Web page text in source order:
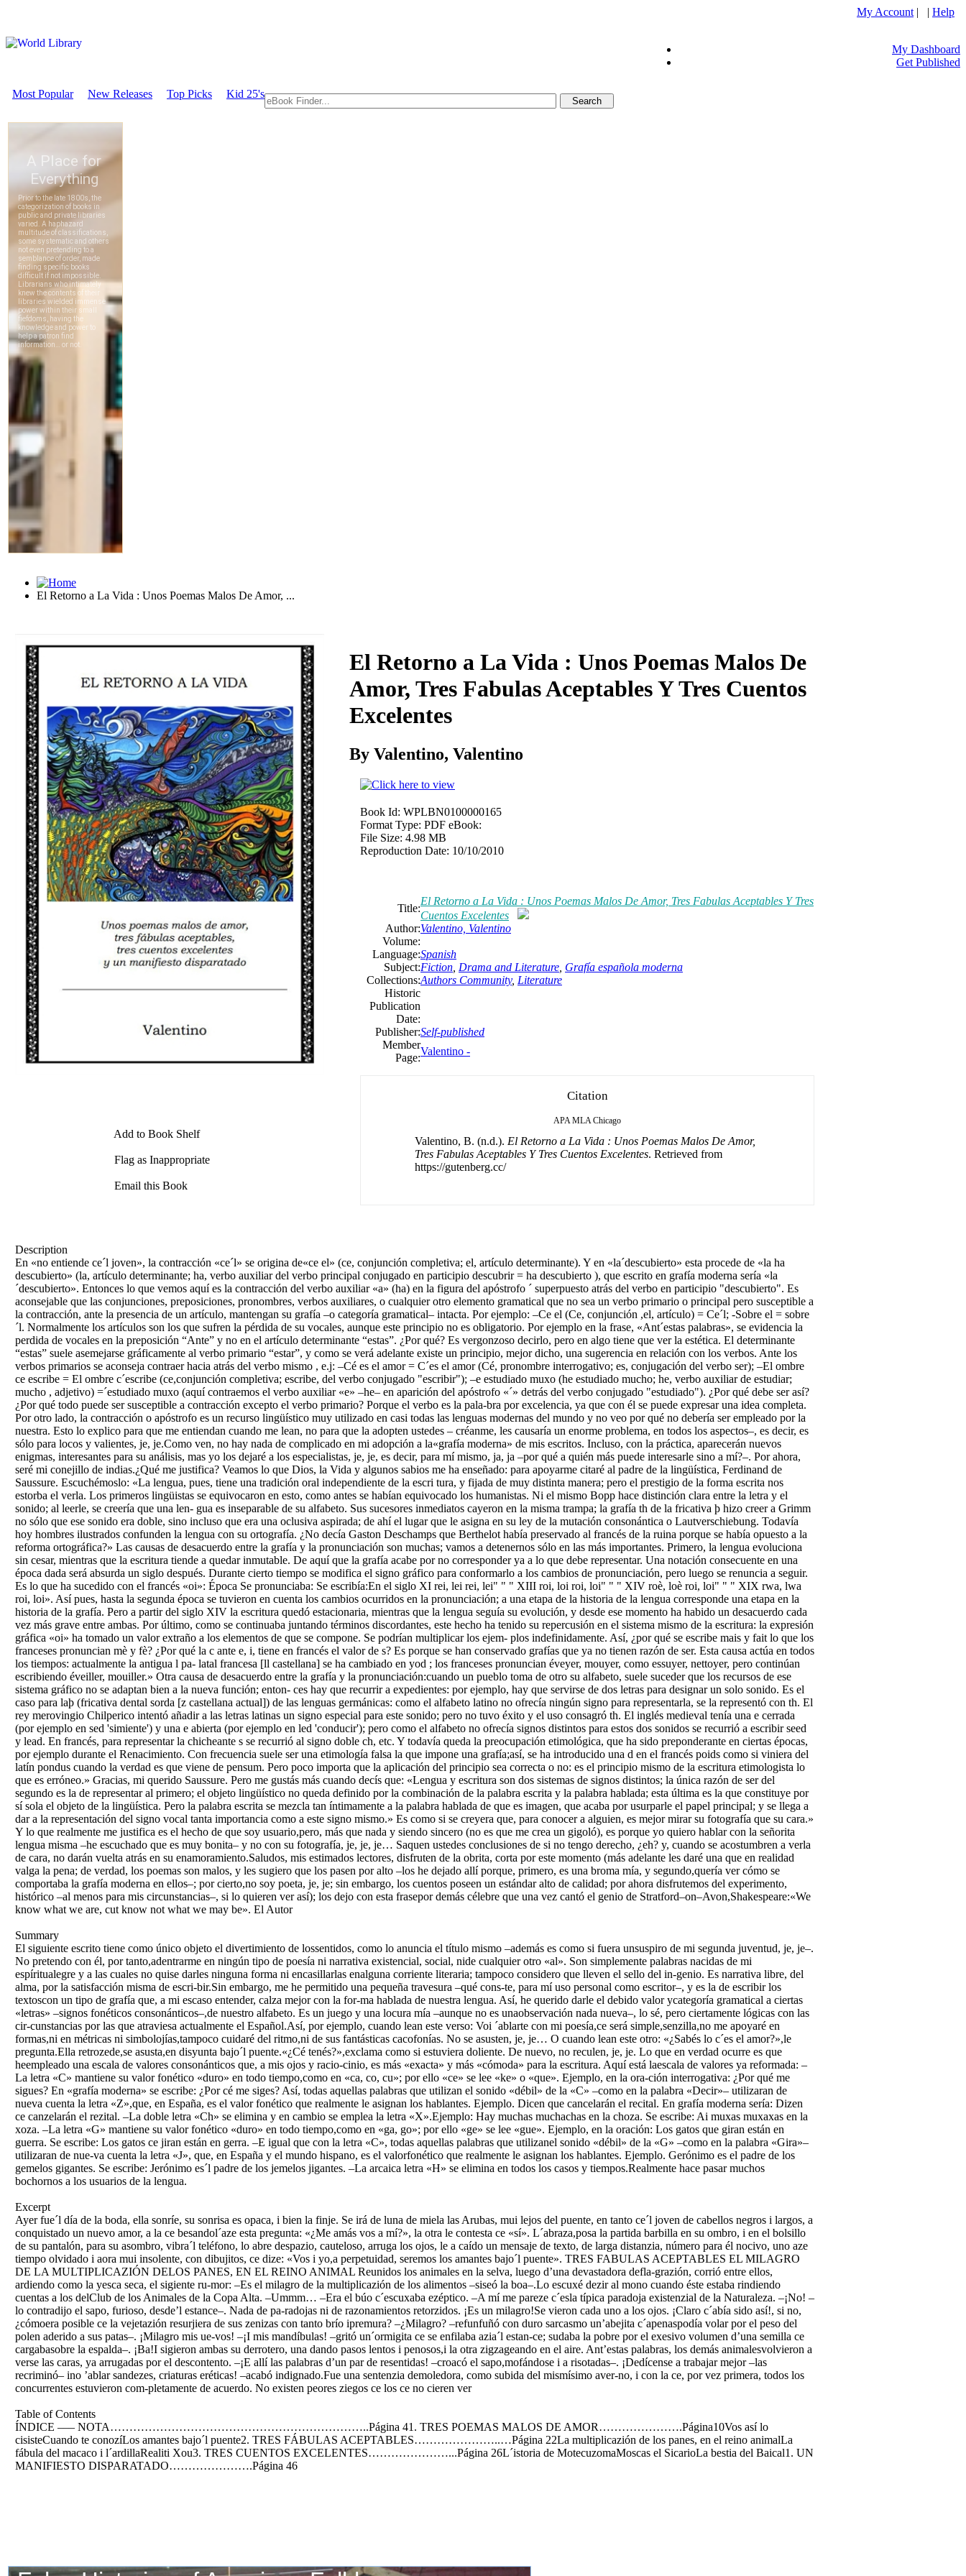
My Account | | Help
My Dashboard
Get Published
Most Popular New Releases Top Picks Kid 25's
El Retorno a La Vida : Unos Poemas Malos De Amor, ...
Download
Add to Book Shelf
Flag as Inappropriate
Email this Book
El Retorno a La Vida : Unos Poemas Malos De
Amor, Tres Fabulas Aceptables Y Tres Cuentos
Excelentes
By Valentino, Valentino
Book Id: WPLBN0100000165
Format Type: PDF eBook:
File Size: 4.98 MB
Reproduction Date: 10/10/2010
Title:
El Retorno a La Vida : Unos Poemas Malos De Amor, Tres Fabulas Aceptables Y Tres
Cuentos Excelentes
Author:Valentino, Valentino
Volume:
Language:Spanish
Subject:Fiction Drama and Literature Grafía española moderna
Collections:Authors Community, Literature
Historic
Publication
Date:
Publisher:Self-published
Member
Page:
Valentino -
Citation
APA MLA Chicago
Valentino, B. (n.d.). El Retorno a La Vida : Unos Poemas Malos De Amor,
Tres Fabulas Aceptables Y Tres Cuentos Excelentes. Retrieved from
https://gutenberg.cc/
Description
En «no entiende ce´l joven», la contracción «ce´l» se origina de«ce el» (ce, conjunción completiva; el, artículo determinante). Y en «la´descubierto» esta procede de «la ha
descubierto» (la, artículo determinante; ha, verbo auxiliar del verbo principal conjugado en participio descubrir = ha descubierto ), que escrito en grafía moderna sería «la
´descubierto». Entonces lo que vemos aquí es la contracción del verbo auxiliar «a» (ha) en la figura del apóstrofo ´ superpuesto atrás del verbo en participio "descubierto". Es
aconsejable que las conjunciones, preposiciones, pronombres, verbos auxiliares, o cualquier otro elemento gramatical que no sea un verbo primario o principal pero susceptible a
la contracción, ante la presencia de un artículo, mantengan su grafía –o categoría gramatical– intacta. Por ejemplo: –Ce el (Ce, conjunción ,el, artículo) = Ce´l; -Sobre el = sobre
´l. Normalmente los artículos son los que sufren la pérdida de su vocales, aunque este principio no es obligatorio. Por ejemplo en la frase, «Ant´estas palabras», se evidencia la
perdida de vocales en la preposición “Ante” y no en el artículo determinante “estas”. ¿Por qué? Es vergonzoso decirlo, pero en algo tiene que ver la estética. El determinante
“estas” suele asemejarse gráficamente al verbo primario “estar”, y como se verá adelante existe un principio, mejor dicho, una sugerencia en relación con los verbos. Ante los
verbos primarios se aconseja contraer hacia atrás del verbo mismo , e.j: –Cé es el amor = C´es el amor (Cé, pronombre interrogativo; es, conjugación del verbo ser); –El ombre
ce escribe = El ombre c´escribe (ce,conjunción completiva; escribe, del verbo conjugado "escribir"); –e estudiado muxo (he estudiado mucho; he, verbo auxiliar de estudiar;
mucho , adjetivo) =´estudiado muxo (aquí contraemos el verbo auxiliar «e» –he– en aparición del apóstrofo «´» detrás del verbo conjugado "estudiado"). ¿Por qué debe ser así?
¿Por qué todo puede ser susceptible a contracción excepto el verbo primario? Porque el verbo es la pala-bra por excelencia, ya que con él se puede expresar una idea completa.
Por otro lado, la contracción o apóstrofo es un recurso lingüístico muy utilizado en casi todas las lenguas modernas del mundo y no veo por qué no debería ser empleado por la
nuestra. Esto lo explico para que me entiendan cuando me lean, no para que la adopten ustedes – créanme, les causaría un enorme problema, en todos los aspectos–, es decir, es
sólo para locos y valientes, je, je.Como ven, no hay nada de complicado en mi adopción a la«grafía moderna» de mis escritos. Incluso, con la práctica, aparecerán nuevos
enigmas, interesantes para su análisis, mas yo los dejaré a los especialistas, je, je, es decir, para mí mismo, ja, ja –por qué a quién más puede interesarle sino a mí?–. Por ahora,
seré mi conejillo de indias.¿Qué me justifica? Veamos lo que Dios, la Vida y algunos sabios me ha enseñado: para apoyarme citaré al padre de la lingüística, Ferdinand de
Saussure. Escuchémoslo: «La lengua, pues, tiene una tradición oral independiente de la escri tura, y fijada de muy distinta manera; pero el prestigio de la forma escrita nos
estorba el verla. Los primeros lingüistas se equivocaron en esto, como antes se habían equivocado los humanistas. Ni el mismo Bopp hace distinción clara entre la letra y el
sonido; al leerle, se creería que una len- gua es inseparable de su alfabeto. Sus sucesores inmediatos cayeron en la misma trampa; la grafía th de la fricativa þ hizo creer a Grimm
no sólo que ese sonido era doble, sino incluso que era una oclusiva aspirada; de ahí el lugar que le asigna en su ley de la mutación consonántica o Lautverschiebung. Todavía
hoy hombres ilustrados confunden la lengua con su ortografía. ¿No decía Gaston Deschamps que Berthelot había preservado al francés de la ruina porque se había opuesto a la
reforma ortográfica?» Las causas de desacuerdo entre la grafía y la pronunciación son muchas; vamos a detenernos sólo en las más importantes. Primero, la lengua evoluciona
sin cesar, mientras que la escritura tiende a quedar inmutable. De aquí que la grafía acabe por no corresponder ya a lo que debe representar. Una notación consecuente en una
época dada será absurda un siglo después. Durante cierto tiempo se modifica el signo gráfico para conformarlo a los cambios de pronunciación, pero luego se renuncia a seguir.
Es lo que ha sucedido con el francés «oi»: Época Se pronunciaba: Se escribía:En el siglo XI rei, lei rei, lei" " " XIII roi, loi roi, loi" " " XIV roè, loè roi, loi" " " XIX rwa, lwa
roi, loi». Así pues, hasta la segunda época se tuvieron en cuenta los cambios ocurridos en la pronunciación; a una etapa de la historia de la lengua corresponde una etapa en la
historia de la grafía. Pero a partir del siglo XIV la escritura quedó estacionaria, mientras que la lengua seguía su evolución, y desde ese momento ha habido un desacuerdo cada
vez más grave entre ambas. Por último, como se continuaba juntando términos discordantes, este hecho ha tenido su repercusión en el sistema mismo de la escritura: la expresión
gráfica «oi» ha tomado un valor extraño a los elementos de que se compone. Se podrían multiplicar los ejem- plos indefinidamente. Así, ¿por qué se escribe mais y fait lo que los
franceses pronuncian mè y fè? ¿Por qué la c ante e, i, tiene en francés el valor de s? Es porque se han conservado grafías que ya no tienen razón de ser. Esta causa actúa en todos
los tiempos: actualmente la antigua l pa- latal francesa [ll castellana] se ha cambiado en yod ; los franceses pronuncian éveyer, mouyer, como essuyer, nettoyer, pero continúan
escribiendo éveiller, mouiller.» Otra causa de desacuerdo entre la grafía y la pronunciación:cuando un pueblo toma de otro su alfabeto, suele suceder que los recursos de ese
sistema gráfico no se adaptan bien a la nueva función; enton- ces hay que recurrir a expedientes: por ejemplo, hay que servirse de dos letras para designar un solo sonido. Es el
caso para laþ (fricativa dental sorda [z castellana actual]) de las lenguas germánicas: como el alfabeto latino no ofrecía ningún signo para representarla, se la representó con th. El
rey merovingio Chilperico intentó añadir a las letras latinas un signo especial para este sonido; pero no tuvo éxito y el uso consagró th. El inglés medieval tenía una e cerrada
(por ejemplo en sed 'simiente') y una e abierta (por ejemplo en led 'conducir'); pero como el alfabeto no ofrecía signos distintos para estos dos sonidos se recurrió a escribir seed
y lead. En francés, para representar la chicheante s se recurrió al signo doble ch, etc. Y todavía queda la preocupación etimológica, que ha sido preponderante en ciertas épocas,
por ejemplo durante el Renacimiento. Con frecuencia suele ser una etimología falsa la que impone una grafía;así, se ha introducido una d en el francés poids como si viniera del
latín pondus cuando la verdad es que viene de pensum. Pero poco importa que la aplicación del principio sea correcta o no: es el principio mismo de la escritura etimologista lo
que es erróneo.» Gracias, mi querido Saussure. Pero me gustás más cuando decís que: «Lengua y escritura son dos sistemas de signos distintos; la única razón de ser del
segundo es la de representar al primero; el objeto lingüístico no queda definido por la combinación de la palabra escrita y la palabra hablada; esta última es la que constituye por
sí sola el objeto de la lingüística. Pero la palabra escrita se mezcla tan íntimamente a la palabra hablada de que es imagen, que acaba por usurparle el papel principal; y se llega a
dar a la representación del signo vocal tanta importancia como a este signo mismo.» Es como si se creyera que, para conocer a alguien, es mejor mirar su fotografía que su cara.»
Y lo que realmente me justifica es el hecho de que soy usuario,pero, más que nada y siendo sincero (no es que me crea un gigoló), es porque yo quiero hablar con la señorita
lengua misma –he escuchado que es muy bonita– y no con su fotografía, je, je, je… Saquen ustedes conclusiones de si no tengo derecho, ¿eh? y, cuando se acostumbren a verla
de cara, no darán vuelta atrás en su enamoramiento.Saludos, mis estimados lectores, disfruten de la obrita, corta por este momento (más adelante les daré una que en realidad
valga la pena; de verdad, los poemas son malos, y les sugiero que los pasen por alto –los he dejado allí porque, primero, es una broma mía, y segundo,quería ver cómo se
comportaba la grafía moderna en ellos–; por cierto,no soy poeta, je, je; sin embargo, los cuentos poseen un estándar alto de calidad; por ahora disfrutemos del experimento,
histórico –al menos para mis circunstancias–, si lo quieren ver así); los dejo con esta frasepor demás célebre que una vez cantó el genio de Stratford–on–Avon,Shakespeare:«We
know what we are, cut know not what we may be». El Autor
Summary
El siguiente escrito tiene como único objeto el divertimiento de lossentidos, como lo anuncia el título mismo –además es como si fuera unsuspiro de mi segunda juventud, je, je–.
No pretendo con él, por tanto,adentrarme en ningún tipo de poesía ni narrativa existencial, social, nide cualquier otro «al». Son simplemente palabras nacidas de mi
espíritualegre y a las cuales no quise darles ninguna forma ni encasillarlas enalguna corriente literaria; tampoco considero que lleven el sello del in-genio. Es narrativa libre, del
alma, por la satisfacción misma de escri-bir.Sin embargo, me he permitido una pequeña travesura –qué cons-te, para mí uso personal como escritor–, y es la de escribir los
textoscon un tipo de grafía que, a mi escaso entender, calza mejor con la for-ma hablada de nuestra lengua. Así, he querido darle el debido valor ycategoría gramatical a ciertas
«letras» –signos fonéticos consonánticos–,de nuestro alfabeto. Es un juego y una locura mía –aunque no es unaobservación nada nueva–, lo sé, pero ciertamente lógicas con las
cir-cunstancias por las que atraviesa actualmente el Español.Así, por ejemplo, cuando lean este verso: Voi ´ablarte con mi poesía,ce será simple,senzilla,no me apoyaré en
formas,ni en métricas ni simbolojías,tampoco cuidaré del ritmo,ni de sus fantásticas cacofonías. No se asusten, je, je… O cuando lean este otro: «¿Sabés lo c´es el amor?»,le
pregunta.Ella retrozede,se asusta,en disyunta bajo´l puente.«¿Cé tenés?»,exclama como si estuviera doliente. De nuevo, no reculen, je, je. Lo que en verdad ocurre es que
heempleado una escala de valores consonánticos que, a mis ojos y racio-cinio, es más «exacta» y más «cómoda» para la escritura. Aquí está laescala de valores ya reformada: –
La letra «C» mantiene su valor fonético «duro» en todo tiempo,como en «ca, co, cu»; por ello «ce» se lee «ke» o «que». Ejemplo, en la ora-ción interrogativa: ¿Por qué me
sigues? En «grafía moderna» se escribe: ¿Por cé me siges? Así, todas aquellas palabras que utilizan el sonido «débil» de la «C» –como en la palabra «Decir»– utilizaran de
nueva cuenta la letra «Z»,que, en España, es el valor fonético que realmente le asignan los hablantes. Ejemplo. Dicen que cancelarán el recital. En grafía moderna sería: Dizen
ce canzelarán el rezital. –La doble letra «Ch» se elimina y en cambio se emplea la letra «X».Ejemplo: Hay muchas muchachas en la choza. Se escribe: Ai muxas muxaxas en la
xoza. –La letra «G» mantiene su valor fonético «duro» en todo tiempo,como en «ga, go»; por ello «ge» se lee «gue». Ejemplo, en la oración: Los gatos que giran están en
guerra. Se escribe: Los gatos ce jiran están en gerra. –E igual que con la letra «C», todas aquellas palabras que utilizanel sonido «débil» de la «G» –como en la palabra «Gira»–
utilizaran de nue-va cuenta la letra «J», que, en España y el mundo hispano, es el valorfonético que realmente le asignan los hablantes. Ejemplo. Gerónimo es el padre de los
gemelos gigantes. Se escribe: Jerónimo es´l padre de los jemelos jigantes. –La arcaica letra «H» se elimina en todos los casos y tiempos.Realmente hace pasar muchos
bochornos a los usuarios de la lengua.
Excerpt
Ayer fue´l día de la boda, ella sonríe, su sonrisa es opaca, i bien la finje. Se irá de luna de miela las Arubas, mui lejos del puente, en tanto ce´l joven de cabellos negros i largos, a
conquistado un nuevo amor, a la ce besandol´aze esta pregunta: «¿Me amás vos a mí?», la otra le contesta ce «sí». L´abraza,posa la partida barbilla en su ombro, i en el bolsillo
de su pantalón, para su asombro, vibra´l teléfono, lo abre despazio, cauteloso, arruga los ojos, le a caído un mensaje de texto, de larga distanzia, número para él nocivo, uno aze
tiempo olvidado i aora mui insolente, con dibujitos, ce dize: «Vos i yo,a perpetuidad, seremos los amantes bajo´l puente». TRES FABULAS ACEPTABLES EL MILAGRO
DE LA MULTIPLICAZIÓN DELOS PANES, EN EL REINO ANIMAL Reunidos los animales en la selva, luego d’una devastadora defla-grazión, corrió entre ellos,
ardiendo como la yesca seca, el sigiente ru-mor: –Es el milagro de la multiplicazión de los alimentos –siseó la boa–.Lo escuxé dezir al mono cuando éste estaba rindiendo
cuentas a los delClub de los Animales de la Copa Alta. –Ummm… –Era el búo c´escuxaba ezéptico. –A mí me pareze c´esla típica paradoja existenzial de la Naturaleza. –¡No! –
lo contradijo el sapo, furioso, desde’l estance–. Nada de pa-radojas ni de razonamientos retorzidos. ¡Es un milagro!Se vieron cada uno a los ojos. ¡Claro c´abía sido así!, si no,
¿cómoera posible ce la vejetazión resurjiera de sus zenizas con tanto brío ipremura? –¿Milagro? –refunfuñó con duro sarcasmo un’abejita c´apenaspodía volar por el peso del
polen aderido a sus patas–. ¡Milagro mis ue-vos! –¡I mis mandíbulas! –gritó un´ormigita ce se enfilaba azia´l estan-ce; sudaba la pobre por el exesivo volumen d’una semilla ce
cargabasobre la espalda–. ¡Ba!I sigieron ambas su derrotero, una dando pasos lentos i penosos,i la otra zigzageando en el aire. Ant’estas palabras, los demás animalesvolvieron a
verse las caras, ya arrugadas por el descontento. –¡E allí las palabras d’un par de resentidas! –croacó el sapo,mofándose i a risotadas–. ¡Dedícense a trabajar mejor –las
recriminó– ino ’ablar sandezes, criaturas eréticas! –acabó indignado.Fue una sentenzia demoledora, como subida del mismísimo aver-no, i con la ce, por vez primera, todos los
concurrentes estuvieron com-pletamente de acuerdo. No existen peores ziegos ce los ce no cieren ver
Table of Contents
ÍNDICE ––– NOTA…………………………………………………………..Página 41. TRES POEMAS MALOS DE AMOR………………….Página10Vos así lo
cisisteCuando te conozíLos amantes bajo´l puente2. TRES FÁBULAS ACEPTABLES…………………..…Página 22La multiplicazión de los panes, en el reino animalLa
fábula del macaco i l´ardillaRealiti Xou3. TRES CUENTOS EXCELENTES…………………...Página 26L´istoria de MotecuzomaMoscas el SicarioLa bestia del Baical1. UN
MANIFIESTO DISPARATADO………………….Página 46